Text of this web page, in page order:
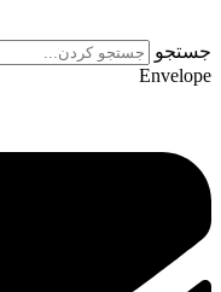
جستجو
Envelope